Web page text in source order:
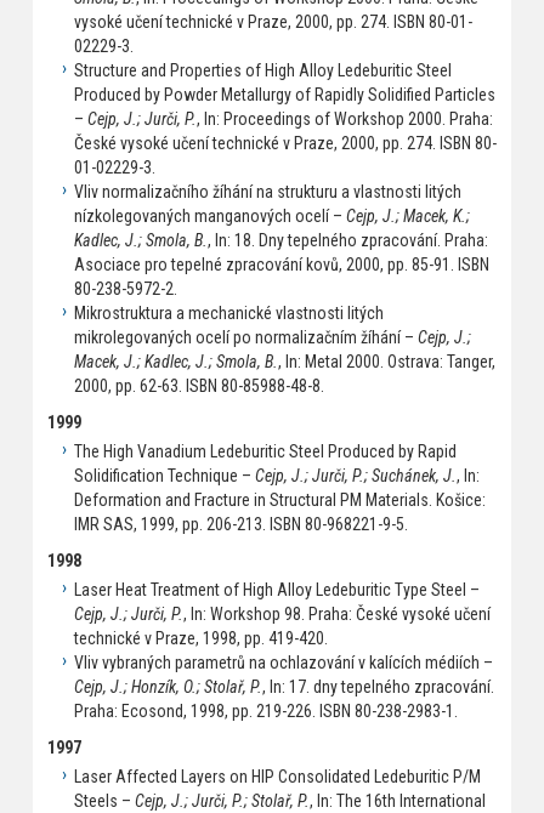
vysoké učení technické v Praze, 2000, pp. 274. ISBN 80-01-
02229-3.
Structure and Properties of High Alloy Ledeburitic Steel
Produced by Powder Metallurgy of Rapidly Solidified Particles
– Cejp, J.; Jurči, P., In: Proceedings of Workshop 2000. Praha:
České vysoké učení technické v Praze, 2000, pp. 274. ISBN 80-
01-02229-3.
Vliv normalizačního žíhání na strukturu a vlastnosti litých
nízkolegovaných manganových ocelí – Cejp, J.; Macek, K.;
Kadlec, J.; Smola, B., In: 18. Dny tepelného zpracování. Praha:
Asociace pro tepelné zpracování kovů, 2000, pp. 85-91. ISBN
80-238-5972-2.
Mikrostruktura a mechanické vlastnosti litých
mikrolegovaných ocelí po normalizačním žíhání – Cejp, J.;
Macek, J.; Kadlec, J.; Smola, B., In: Metal 2000. Ostrava: Tanger,
2000, pp. 62-63. ISBN 80-85988-48-8.
1999
The High Vanadium Ledeburitic Steel Produced by Rapid
Solidification Technique – Cejp, J.; Jurči, P.; Suchánek, J., In:
Deformation and Fracture in Structural PM Materials. Košice:
IMR SAS, 1999, pp. 206-213. ISBN 80-968221-9-5.
1998
Laser Heat Treatment of High Alloy Ledeburitic Type Steel –
Cejp, J.; Jurči, P., In: Workshop 98. Praha: České vysoké učení
technické v Praze, 1998, pp. 419-420.
Vliv vybraných parametrů na ochlazování v kalících médiích –
Cejp, J.; Honzík, O.; Stolař, P., In: 17. dny tepelného zpracování.
Praha: Ecosond, 1998, pp. 219-226. ISBN 80-238-2983-1.
1997
Laser Affected Layers on HIP Consolidated Ledeburitic P/M
Steels – Cejp, J.; Jurči, P.; Stolař, P., In: The 16th International